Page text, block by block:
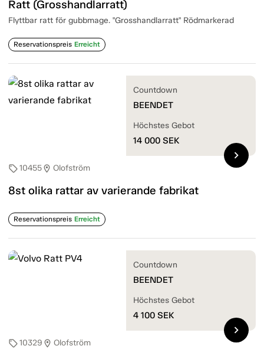
Ratt (Grosshandlarratt)
Flyttbar ratt för gubbmage. "Grosshandlarratt" Rödmarkerad
Reservationspreis Erreicht
sell10455location_on Olofström
8st olika rattar av varierande fabrikat
Reservationspreis Erreicht
Countdown
BEENDET
Höchstes Gebot
14 000 SEK
chevron_right
sell10329 location_on Olofström
Countdown
BEENDET
Höchstes Gebot
4 100 SEK
chevron_right